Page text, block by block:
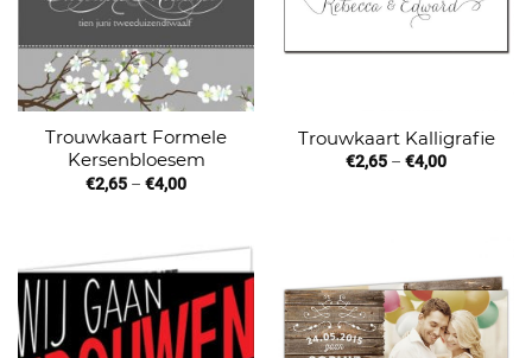
Trouwkaart Formele
Kersenbloesem
€2,65 – €4,00
Trouwkaart Kalligrafie
€2,65 – €4,00